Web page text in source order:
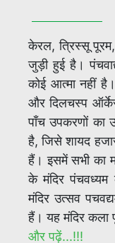
केरल, त्रिस्सू पूरम,
जुड़ी हुई है।
कोई आत्मा नहीं
और दिलचस्प
पाँच उपकरणों का
है, जिसे शायद
हैं। इसमें सभी का
के मंदिर
मंदिर उत्सव
हैं। यह मंदिर कला
और पढ़ें...!!!